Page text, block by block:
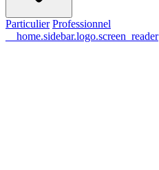
Particulier Professionnel
__home.sidebar.logo.screen_reader